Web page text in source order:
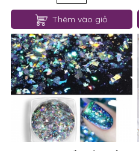
Thêm vào giỏ